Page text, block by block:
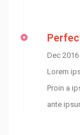
Dec 2016
Lorem
Proin a
ante